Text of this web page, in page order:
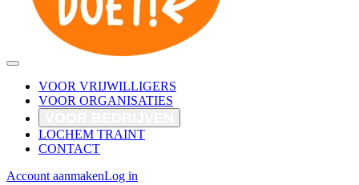
VOOR VRIJWILLIGERS
VOOR ORGANISATIES
LOCHEM TRAINT
CONTACT
Account aanmakenLog in